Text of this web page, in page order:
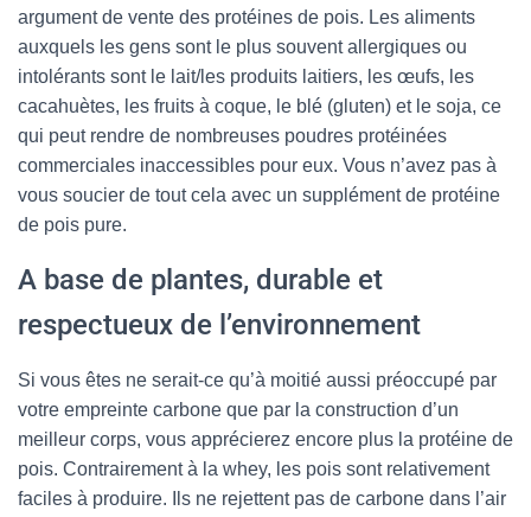
argument de vente des protéines de pois. Les aliments
auxquels les gens sont le plus souvent allergiques ou
intolérants sont le lait/les produits laitiers, les œufs, les
cacahuètes, les fruits à coque, le blé (gluten) et le soja, ce
qui peut rendre de nombreuses poudres protéinées
commerciales inaccessibles pour eux. Vous n’avez pas à
vous soucier de tout cela avec un supplément de protéine
de pois pure.
A base de plantes, durable et
respectueux de l’environnement
Si vous êtes ne serait-ce qu’à moitié aussi préoccupé par
votre empreinte carbone que par la construction d’un
meilleur corps, vous apprécierez encore plus la protéine de
pois. Contrairement à la whey, les pois sont relativement
faciles à produire. Ils ne rejettent pas de carbone dans l’air